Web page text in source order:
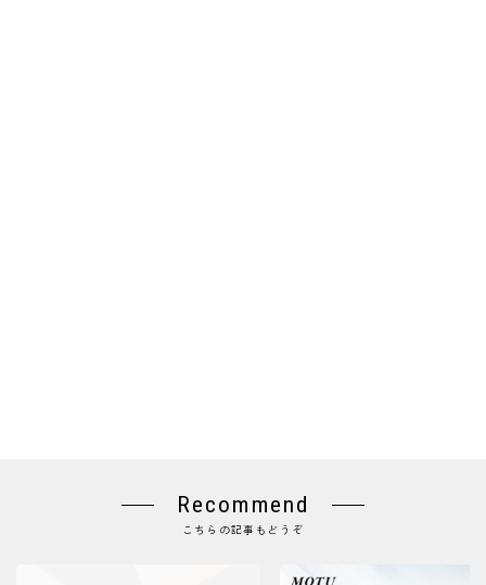
Recommend
こちらの記事もどうぞ